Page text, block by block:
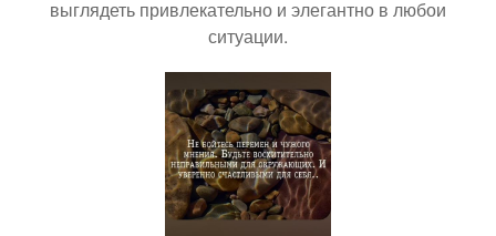
выглядеть привлекательно и элегантно в любои
ситуации.